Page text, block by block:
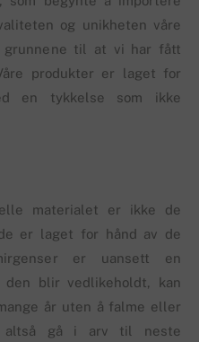
og unikheten våre
grunnene til at vi har fått
produkter er laget for
en tykkelse som ikke
materialet er ikke de
er laget for hånd av de
er uansett en
den blir vedlikeholdt, kan
år uten å falme eller
altså gå i arv til neste